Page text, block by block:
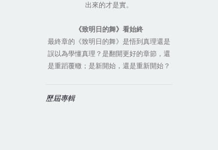
出來的才是實。
《致明日的舞》看始終
最終章的《致明日的舞》是悟到真理還是
誤以為學懂真理？是翻開更好的章節，還
是重蹈覆轍；是新開始，還是重新開始？
歷屆專輯